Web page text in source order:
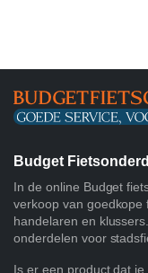
Budget
In de online Budget
verkoop van goedkope
handelaren en
onderdelen voor
Is er een product dat